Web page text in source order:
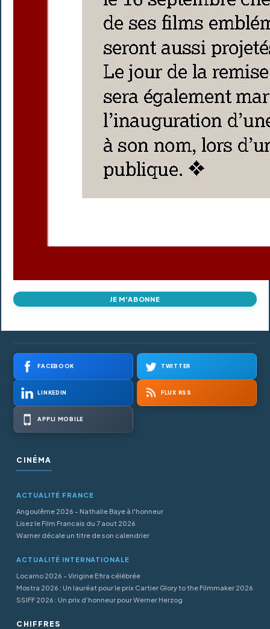
JE M'ABONNE
FACEBOOK TWITTER
LINKEDIN FLUX RSS
APPLI MOBILE
CINÉMA
ACTUALITÉ FRANCE
Angoulême 2026 - Nathalie Baye à l'honneur
Lisez le Film Francais du 7 aout 2026
Warner décale un titre de son calendrier
ACTUALITÉ INTERNATIONALE
Locarno 2026 - Virigine Efira célébrée
Mostra 2026 : Un lauréat pour le prix Cartier Glory to the Filmmaker 2026
SSIFF 2026 : Un prix d’honneur pour Werner Herzog
CHIFFRES